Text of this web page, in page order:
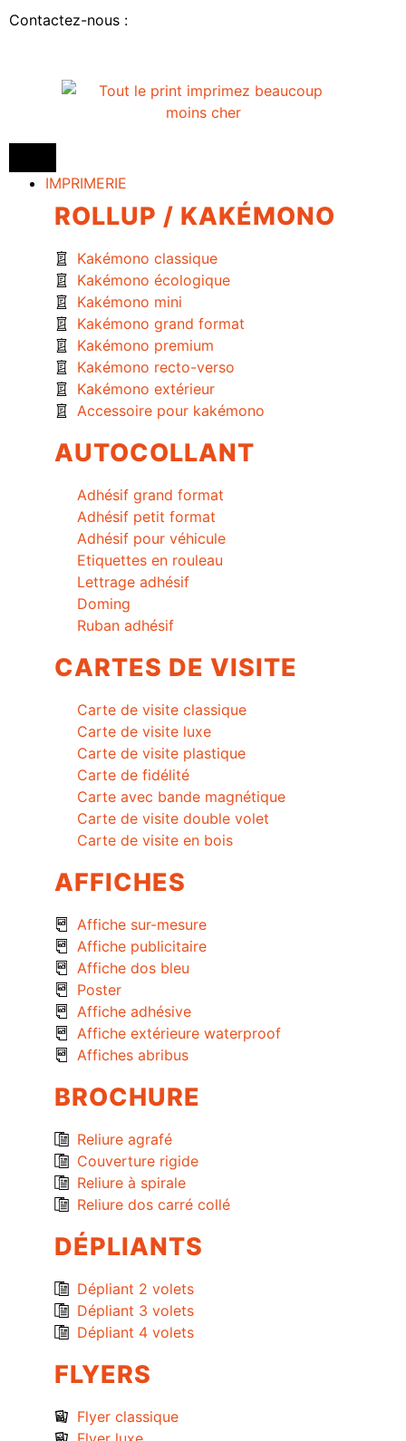
Contactez-nous :
IMPRIMERIE
ROLLUP / KAKÉMONO
Kakémono classique
Kakémono écologique
Kakémono mini
Kakémono grand format
Kakémono premium
Kakémono recto-verso
Kakémono extérieur
Accessoire pour kakémono
AUTOCOLLANT
Adhésif grand format
Adhésif petit format
Adhésif pour véhicule
Etiquettes en rouleau
Lettrage adhésif
Doming
Ruban adhésif
CARTES DE VISITE
Carte de visite classique
Carte de visite luxe
Carte de visite plastique
Carte de fidélité
Carte avec bande magnétique
Carte de visite double volet
Carte de visite en bois
AFFICHES
Affiche sur-mesure
Affiche publicitaire
Affiche dos bleu
Poster
Affiche adhésive
Affiche extérieure waterproof
Affiches abribus
BROCHURE
Reliure agrafé
Couverture rigide
Reliure à spirale
Reliure dos carré collé
DÉPLIANTS
Dépliant 2 volets
Dépliant 3 volets
Dépliant 4 volets
FLYERS
Flyer classique